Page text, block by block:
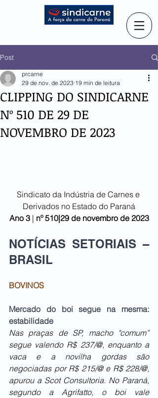
Post
CLIPPING DO SINDICARNE
Nº 510 DE 29 DE
NOVEMBRO DE 2023
prcarne
29 de nov. de 2023 19 min de leitura
Sindicato da Indústria de Carnes e
Derivados no Estado do Paraná
Ano 3 | nº 510|29 de novembro de 2023
NOTÍCIAS SETORIAIS –
BRASIL
BOVINOS
Mercado do boi segue na mesma:
estabilidade
Nas praças de SP, macho "comum”
segue valendo R$ 237/@, enquanto a
vaca e a novilha gordas são
negociadas por R$ 215/@ e R$ 228/@,
apurou a Scot Consultoria. No Paraná,
segundo a Agrifatto, o boi vale